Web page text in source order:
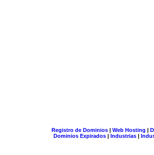
Registro de Dominios| Web Hosting |
Dominios Expirados | Industrias |